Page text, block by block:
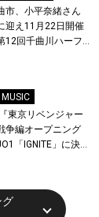
市、小平奈緒さん
迎え11月22日開催
12回千曲川ハーフ
エントリー受付開
MUSIC
東京リベンジャー
争編オープニング
「IGNITE」に決
ー全員から喜びと
9月に東京・大阪で
を開催！
グ